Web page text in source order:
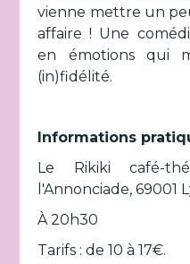
vienne mettre un
affaire ! Une
en émotions qui
(in)fidélité.
Informations
Le Rikiki café-
l'Annonciade, 69001
À 20h30
Tarifs : de 10 à 17€.